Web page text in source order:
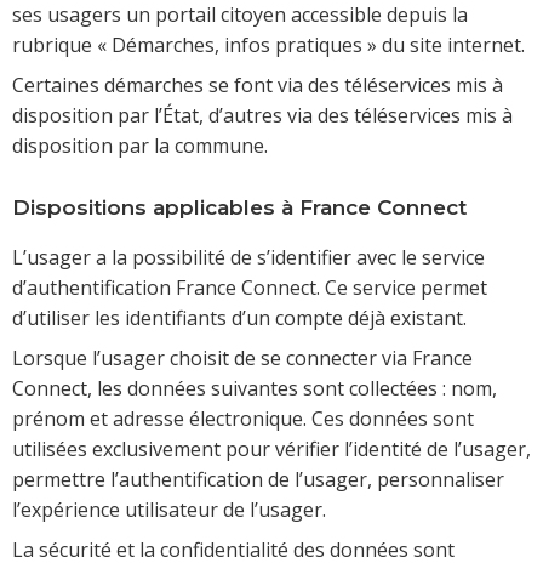
ses usagers un portail citoyen accessible depuis la
rubrique « Démarches, infos pratiques » du site internet.
Certaines démarches se font via des téléservices mis à
disposition par l’État, d’autres via des téléservices mis à
disposition par la commune.
Dispositions applicables à France Connect
L’usager a la possibilité de s’identifier avec le service
d’authentification France Connect. Ce service permet
d’utiliser les identifiants d’un compte déjà existant.
Lorsque l’usager choisit de se connecter via France
Connect, les données suivantes sont collectées : nom,
prénom et adresse électronique. Ces données sont
utilisées exclusivement pour vérifier l’identité de l’usager,
permettre l’authentification de l’usager, personnaliser
l’expérience utilisateur de l’usager.
La sécurité et la confidentialité des données sont